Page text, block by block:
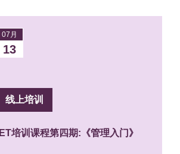
07月
13
线上培训
IET培训课程第四期:《管理入门》